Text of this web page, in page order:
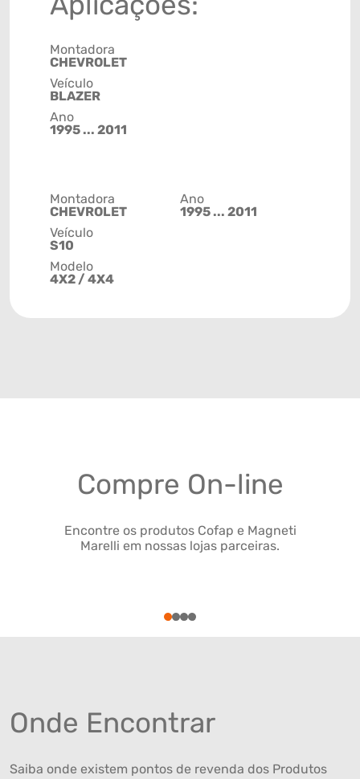
Montadora
CHEVROLET
Veículo
BLAZER
Ano
1995 ... 2011
Montadora
CHEVROLET
Veículo
S10
Modelo
4X2 / 4X4
Ano
1995 ... 2011
Compre On-line
Encontre os produtos Cofap e Magneti
Marelli em nossas lojas parceiras.
1234
Onde Encontrar
Saiba onde existem pontos de revenda dos Produtos